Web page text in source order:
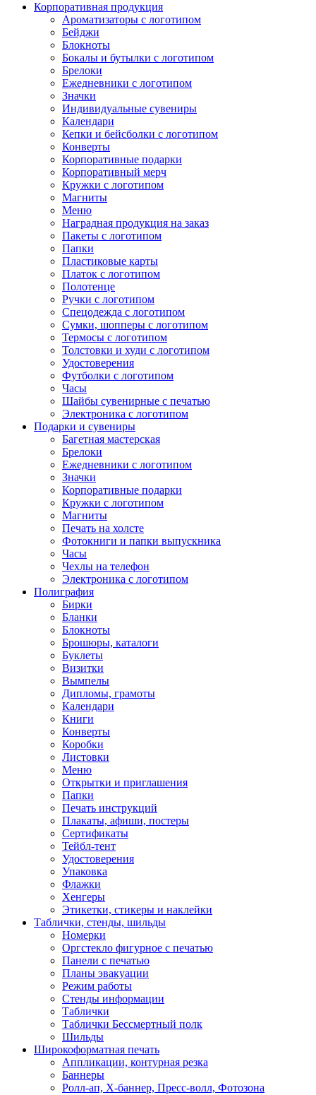
Корпоративная продукция
Ароматизаторы с логотипом
Бейджи
Блокноты
Бокалы и бутылки с логотипом
Брелоки
Ежедневники с логотипом
Значки
Индивидуальные сувениры
Календари
Кепки и бейсболки с логотипом
Конверты
Корпоративные подарки
Корпоративный мерч
Кружки с логотипом
Магниты
Меню
Наградная продукция на заказ
Пакеты с логотипом
Папки
Пластиковые карты
Платок с логотипом
Полотенце
Ручки с логотипом
Спецодежда с логотипом
Сумки, шопперы с логотипом
Термосы с логотипом
Толстовки и худи с логотипом
Удостоверения
Футболки с логотипом
Часы
Шайбы сувенирные с печатью
Электроника с логотипом
Подарки и сувениры
Багетная мастерская
Брелоки
Ежедневники с логотипом
Значки
Корпоративные подарки
Кружки с логотипом
Магниты
Печать на холсте
Фотокниги и папки выпускника
Часы
Чехлы на телефон
Электроника с логотипом
Полиграфия
Бирки
Бланки
Блокноты
Брошюры, каталоги
Буклеты
Визитки
Вымпелы
Дипломы, грамоты
Календари
Книги
Конверты
Коробки
Листовки
Меню
Открытки и приглашения
Папки
Печать инструкций
Плакаты, афиши, постеры
Сертификаты
Тейбл-тент
Удостоверения
Упаковка
Флажки
Хенгеры
Этикетки, стикеры и наклейки
Таблички, стенды, шильды
Номерки
Оргстекло фигурное с печатью
Панели с печатью
Планы эвакуации
Режим работы
Стенды информации
Таблички
Таблички Бессмертный полк
Шильды
Широкоформатная печать
Аппликации, контурная резка
Баннеры
Ролл-ап, X-баннер, Пресс-волл, Фотозона